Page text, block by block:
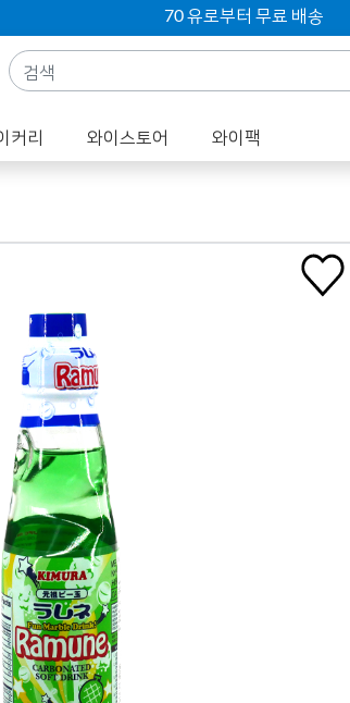
70 유로부터 무료 배송
커리 와이스토어 와이팩